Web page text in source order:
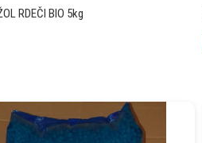
RDEČI BIO 5kg